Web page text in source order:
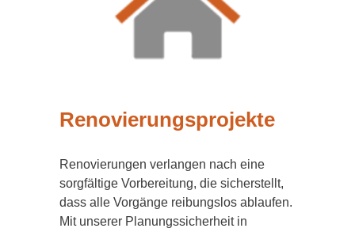
Renovierungsprojekte
Renovierungen verlangen nach eine
sorgfältige Vorbereitung, die sicherstellt,
dass alle Vorgänge reibungslos ablaufen.
Mit unserer Planungssicherheit in